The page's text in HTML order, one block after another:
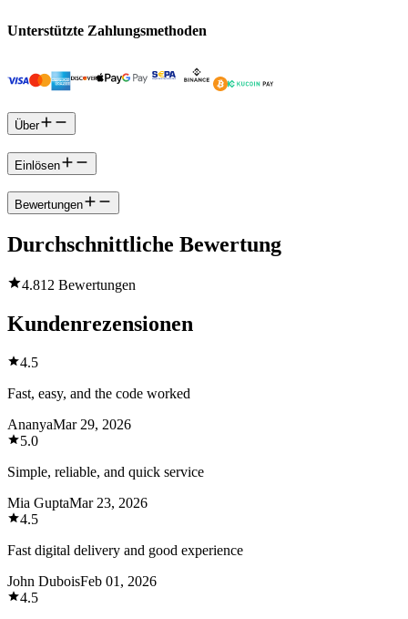
Unterstützte Zahlungsmethoden
Über
Einlösen
Bewertungen
Durchschnittliche Bewertung
4.812 Bewertungen
Kundenrezensionen
4.5
Fast, easy, and the code worked
AnanyaMar 29, 2026
5.0
Simple, reliable, and quick service
Mia GuptaMar 23, 2026
4.5
Fast digital delivery and good experience
John DuboisFeb 01, 2026
4.5